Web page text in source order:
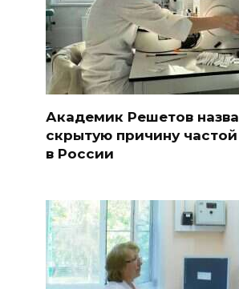
Академик Решетов
скрытую причину
в России